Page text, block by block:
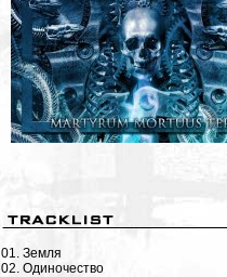
01. Земля
02. Одиночество